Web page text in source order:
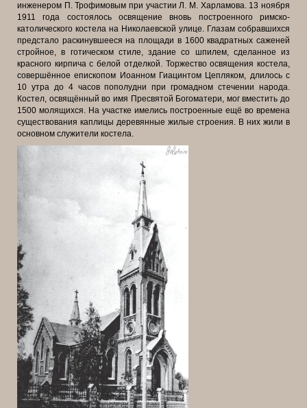
инженером П. Трофимовым при участии Л. М. Харламова. 13 ноября
1911 года состоялось освящение вновь построенного римско-
католического костела на Николаевской улице. Глазам собравшихся
предстало раскинувшееся на площади в 1600 квадратных саженей
стройное, в готическом стиле, здание со шпилем, сделанное из
красного кирпича с белой отделкой. Торжество освящения костела,
совершённое епископом Иоанном Гиацинтом Цепляком, длилось с
10 утра до 4 часов пополудни при громадном стечении народа.
Костел, освящённый во имя Пресвятой Богоматери, мог вместить до
1500 молящихся. На участке имелись построенные ещё во времена
существования каплицы деревянные жилые строения. В них жили в
основном служители костела.